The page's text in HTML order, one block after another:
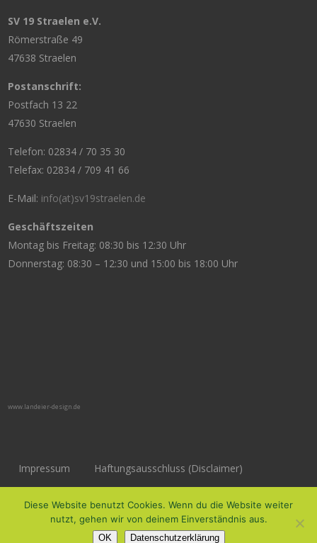
SV 19 Straelen e.V.
Römerstraße 49
47638 Straelen
Postanschrift:
Postfach 13 22
47630 Straelen
Telefon: 02834 / 70 35 30
Telefax: 02834 / 709 41 66
E-Mail: info(at)sv19straelen.de
Geschäftszeiten
Montag bis Freitag: 08:30 bis 12:30 Uhr
Donnerstag: 08:30 – 12:30 und 15:00 bis 18:00 Uhr
www.landeier-design.de
Impressum Haftungsausschluss (Disclaimer)
Datenschutzerklärung
Diese Website benutzt Cookies. Wenn du die Website weiter
nutzt, gehen wir von deinem Einverständnis aus.
OK Datenschutzerklärung